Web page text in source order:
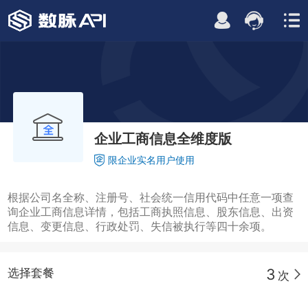
企业工商信息全维度版
限企业实名用户使用
根据公司名全称、注册号、社会统一信用代码中任意一项查
询企业工商信息详情，包括工商执照信息、股东信息、出资
信息、变更信息、行政处罚、失信被执行等四十余项。
选择套餐 3 次